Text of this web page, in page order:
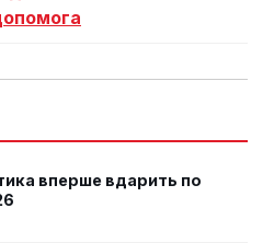
вперше вдарить по